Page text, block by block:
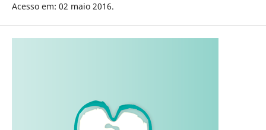
Acesso em: 02 maio 2016.